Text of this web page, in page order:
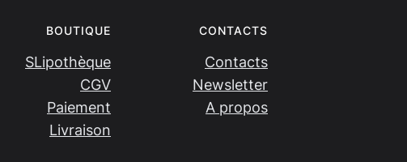
BOUTIQUE
SLipothèque
CGV
Paiement
Livraison
CONTACTS
Contacts
Newsletter
A propos